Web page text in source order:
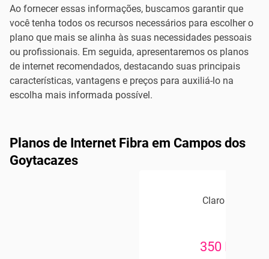
Ao fornecer essas informações, buscamos garantir que
você tenha todos os recursos necessários para escolher o
plano que mais se alinha às suas necessidades pessoais
ou profissionais. Em seguida, apresentaremos os planos
de internet recomendados, destacando suas principais
características, vantagens e preços para auxiliá-lo na
escolha mais informada possível.
Planos de Internet Fibra em Campos dos
Goytacazes
Claro Internet
350 MEGA